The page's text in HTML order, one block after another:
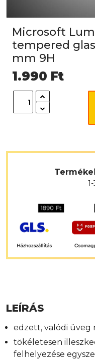
Microsoft
tempered
mm 9H
1.990 Ft
LEÍRÁS
edzett, valódi üveg
tökéletesen
felhelyezése